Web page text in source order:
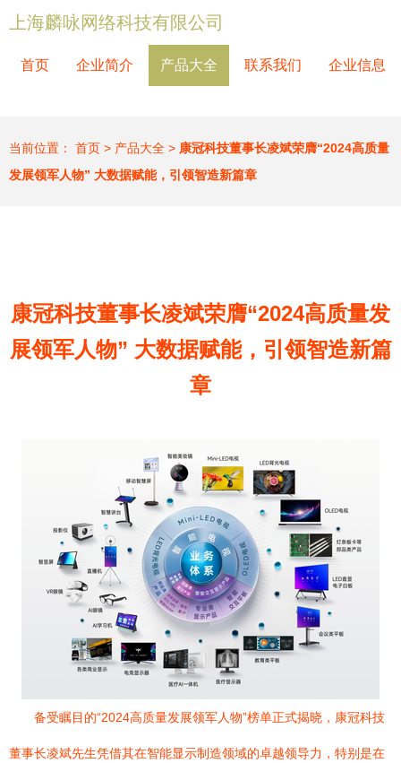
上海麟咏网络科技有限公司
首页 企业简介 产品大全 联系我们 企业信息
当前位置： 首页 > 产品大全 > 康冠科技董事长凌斌荣膺“2024高质量
发展领军人物” 大数据赋能，引领智造新篇章
康冠科技董事长凌斌荣膺“2024高质量发
展领军人物” 大数据赋能，引领智造新篇
章
备受瞩目的“2024高质量发展领军人物”榜单正式揭晓，康冠科技
董事长凌斌先生凭借其在智能显示制造领域的卓越领导力，特别是在